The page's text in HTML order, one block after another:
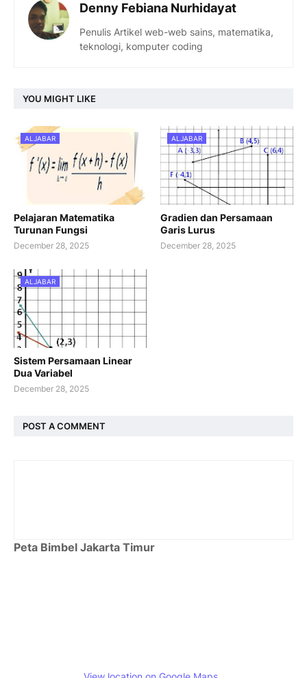
Denny Febiana Nurhidayat
Penulis Artikel web-web sains, matematika,
teknologi, komputer coding
YOU MIGHT LIKE
ALJABAR
Pelajaran Matematika
Turunan Fungsi
December 28, 2025
ALJABAR
Gradien dan Persamaan
Garis Lurus
December 28, 2025
ALJABAR
Sistem Persamaan Linear
Dua Variabel
December 28, 2025
POST A COMMENT
Peta Bimbel Jakarta Timur